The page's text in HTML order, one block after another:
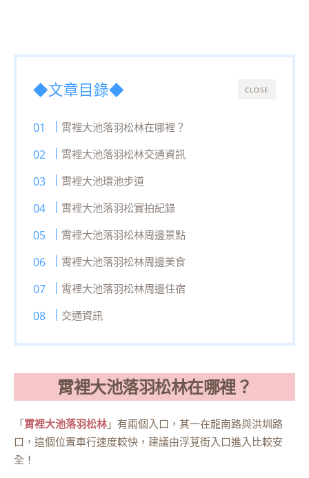
CLOSE
◆文章目錄◆
霄裡大池落羽松林在哪裡？
霄裡大池落羽松林交通資訊
霄裡大池環池步道
霄裡大池落羽松實拍紀錄
霄裡大池落羽松林周邊景點
霄裡大池落羽松林周邊美食
霄裡大池落羽松林周邊住宿
交通資訊
霄裡大池落羽松林在哪裡？
「霄裡大池落羽松林 」有兩個入口，其一在龍南路與洪圳路
口，這個位置車行速度較快，建議由浮莧街入口進入比較安
全！